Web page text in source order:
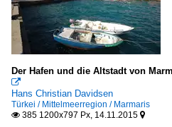
Der Hafen und die Altstadt von

Hans Christian Davidsen
Türkei / Mittelmeerregion / Marmaris
 385 1200x797 Px, 14.11.2015 